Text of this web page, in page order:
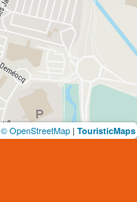
© OpenStreetMap | TouristicMaps